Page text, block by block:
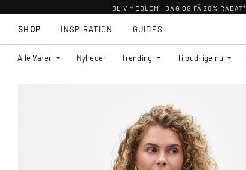
BLIV MEDLEM I DAG OG FÅ 20% RABAT*
SHOP
Alle Varer Nyheder Trending Tilbud lige nu
INSPIRATION GUIDES